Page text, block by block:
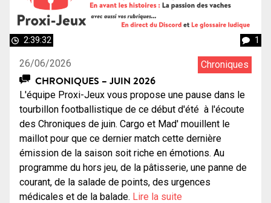
2:39:32 1
26/06/2026 Chroniques
CHRONIQUES – JUIN 2026
L'équipe Proxi-Jeux vous propose une pause dans le
tourbillon footballistique de ce début d'été à l'écoute
des Chroniques de juin. Cargo et Mad' mouillent le
maillot pour que ce dernier match cette dernière
émission de la saison soit riche en émotions. Au
programme du hors jeu, de la pâtisserie, une panne de
courant, de la salade de points, des urgences
médicales et de la balade. Lire la suite